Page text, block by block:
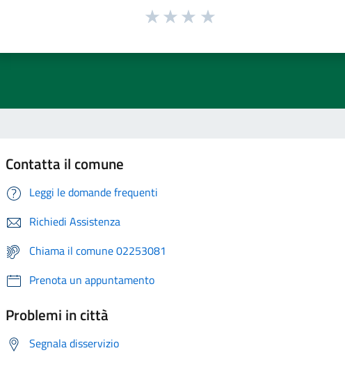
Contatta il comune
Leggi le domande frequenti
Richiedi Assistenza
Chiama il comune 02253081
Prenota un appuntamento
Problemi in città
Segnala disservizio